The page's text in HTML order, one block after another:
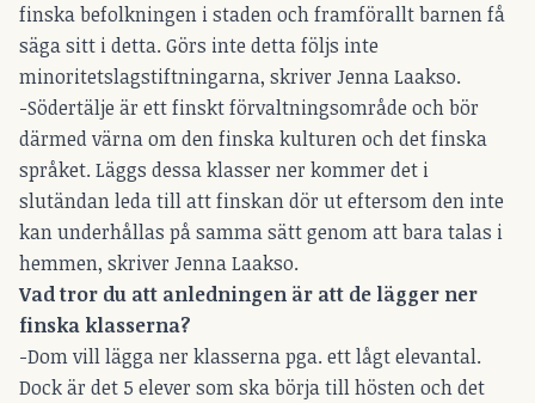
finska befolkningen i staden och framförallt barnen få
säga sitt i detta. Görs inte detta följs inte
minoritetslagstiftningarna, skriver Jenna Laakso.
-Södertälje är ett finskt förvaltningsområde och bör
därmed värna om den finska kulturen och det finska
språket. Läggs dessa klasser ner kommer det i
slutändan leda till att finskan dör ut eftersom den inte
kan underhållas på samma sätt genom att bara talas i
hemmen, skriver Jenna Laakso.
Vad tror du att anledningen är att de lägger ner
finska klasserna?
-Dom vill lägga ner klasserna pga. ett lågt elevantal.
Dock är det 5 elever som ska börja till hösten och det